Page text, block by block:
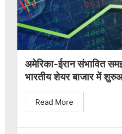
अमेरिका-ईरान संभावित
भारतीय शेयर बाजार में
Read More